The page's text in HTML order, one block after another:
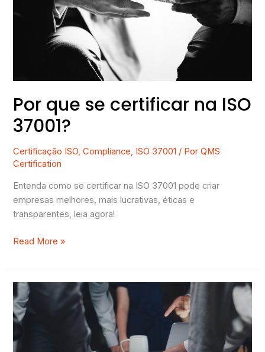
Por que se certificar na ISO
37001?
Certificação ISO,Compliance, ISO 37001 / PorQMS
Certification
Entenda como se certificar na ISO 37001 pode criar
empresas melhores, mais lucrativas, éticas e
transparentes, leia agora!
37001?
Read More »
Quais
são
os
de